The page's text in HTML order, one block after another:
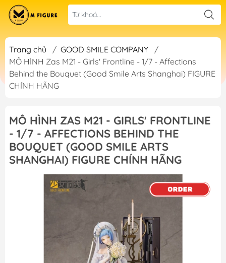
Trang chủ / GOOD SMILE COMPANY
/
MÔ HÌNH Zas M21 - Girls' Frontline - 1/7 - Affections
Behind the Bouquet (Good Smile Arts Shanghai) FIGURE
CHÍNH HÃNG
MÔ HÌNH ZAS M21 - GIRLS' FRONTLINE
- 1/7 - AFFECTIONS BEHIND THE
BOUQUET (GOOD SMILE ARTS
SHANGHAI) FIGURE CHÍNH HÃNG